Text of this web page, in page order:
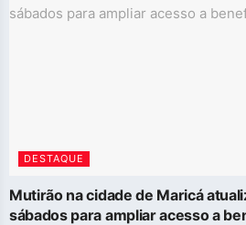
DESTAQUE
Mutirão na cidade de Maricá
sábados para ampliar acesso a